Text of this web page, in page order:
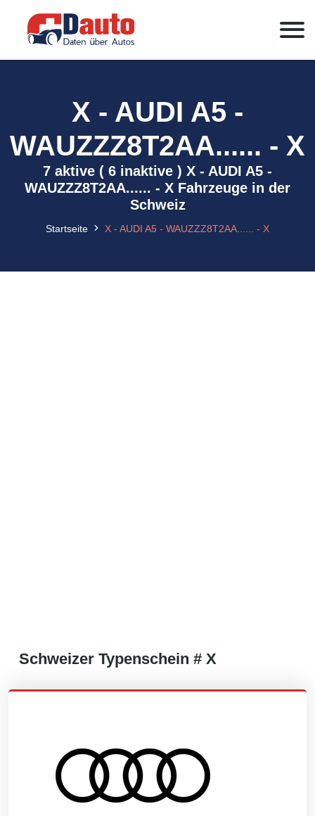
X - AUDI A5 -
WAUZZZ8T2AA...... - X
7 aktive ( 6 inaktive ) X - AUDI A5 -
WAUZZZ8T2AA...... - X Fahrzeuge in der
Schweiz
Startseite X - AUDI A5 - WAUZZZ8T2AA...... - X
Schweizer Typenschein # X